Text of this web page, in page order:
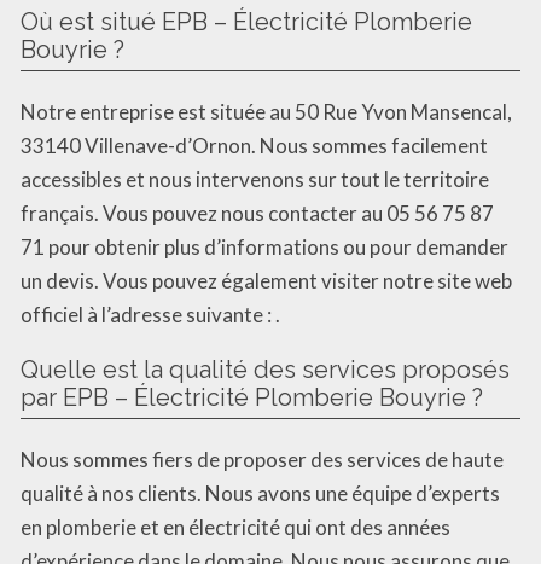
Où est situé EPB – Électricité Plomberie
Bouyrie ?
Notre entreprise est située au 50 Rue Yvon Mansencal,
33140 Villenave-d’Ornon. Nous sommes facilement
accessibles et nous intervenons sur tout le territoire
français. Vous pouvez nous contacter au 05 56 75 87
71 pour obtenir plus d’informations ou pour demander
un devis. Vous pouvez également visiter notre site web
officiel à l’adresse suivante : .
Quelle est la qualité des services proposés
par EPB – Électricité Plomberie Bouyrie ?
Nous sommes fiers de proposer des services de haute
qualité à nos clients. Nous avons une équipe d’experts
en plomberie et en électricité qui ont des années